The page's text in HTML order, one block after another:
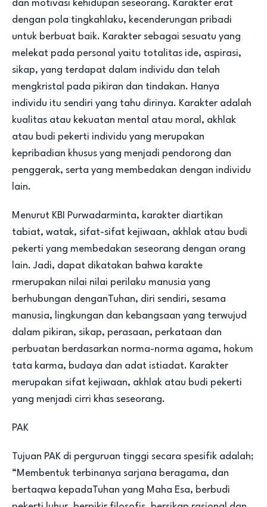
dan motivasi kehidupan seseorang. Karakter erat
dengan pola tingkahlaku, kecenderungan pribadi
untuk berbuat baik. Karakter sebagai sesuatu yang
melekat pada personal yaitu totalitas ide, aspirasi,
sikap, yang terdapat dalam individu dan telah
mengkristal pada pikiran dan tindakan. Hanya
individu itu sendiri yang tahu dirinya. Karakter adalah
kualitas atau kekuatan mental atau moral, akhlak
atau budi pekerti individu yang merupakan
kepribadian khusus yang menjadi pendorong dan
penggerak, serta yang membedakan dengan individu
lain.
Menurut KBI Purwadarminta, karakter diartikan
tabiat, watak, sifat-sifat kejiwaan, akhlak atau budi
pekerti yang membedakan seseorang dengan orang
lain. Jadi, dapat dikatakan bahwa karakte
rmerupakan nilai nilai perilaku manusia yang
berhubungan denganTuhan, diri sendiri, sesama
manusia, lingkungan dan kebangsaan yang terwujud
dalam pikiran, sikap, perasaan, perkataan dan
perbuatan berdasarkan norma-norma agama, hokum
tata karma, budaya dan adat istiadat. Karakter
merupakan sifat kejiwaan, akhlak atau budi pekerti
yang menjadi cirri khas seseorang.
PAK
Tujuan PAK di perguruan tinggi secara spesifik adalah;
“Membentuk terbinanya sarjana beragama, dan
bertaqwa kepadaTuhan yang Maha Esa, berbudi